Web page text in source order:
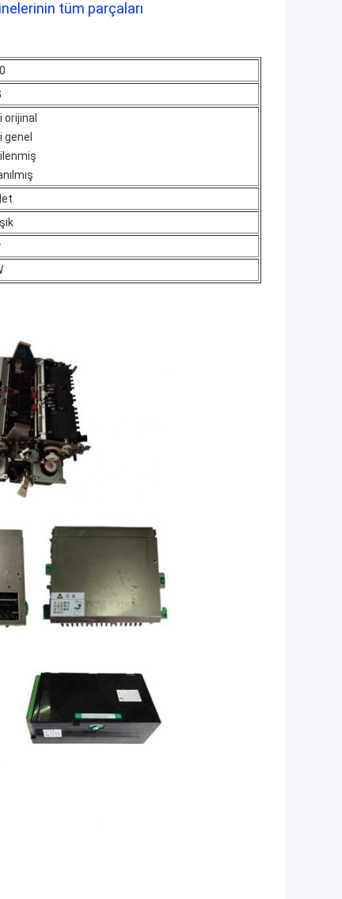
tüm parçaları
orijinal
genel